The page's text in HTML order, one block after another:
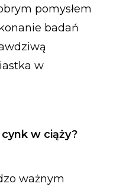
pomysłem
badań
w
w ciąży?
ważnym